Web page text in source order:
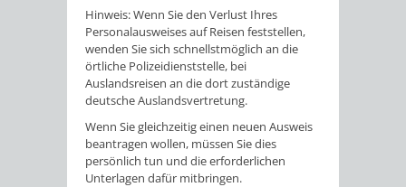
Hinweis: Wenn Sie den Verlust Ihres
Personalausweises auf Reisen feststellen,
wenden Sie sich schnellstmöglich an die
örtliche Polizeidienststelle, bei
Auslandsreisen an die dort zuständige
deutsche Auslandsvertretung.
Wenn Sie gleichzeitig einen neuen Ausweis
beantragen wollen, müssen Sie dies
persönlich tun und die erforderlichen
Unterlagen dafür mitbringen.